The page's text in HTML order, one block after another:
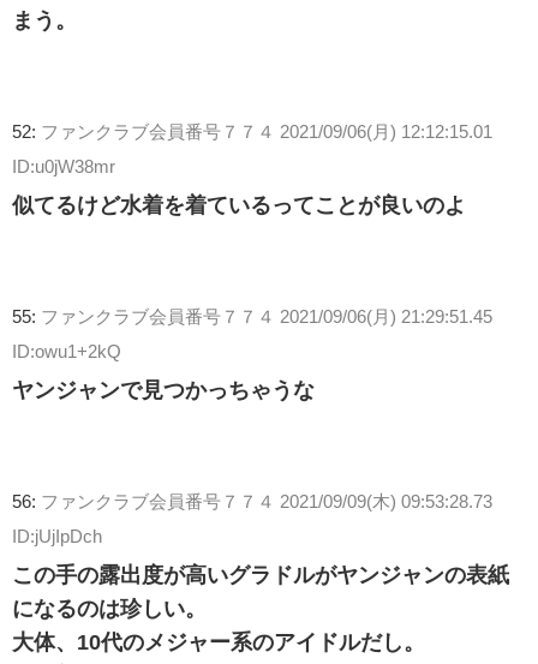
まう。
52: ファンクラブ会員番号７７４ 2021/09/06(月) 12:12:15.01
ID:u0jW38mr
似てるけど水着を着ているってことが良いのよ
55: ファンクラブ会員番号７７４ 2021/09/06(月) 21:29:51.45
ID:owu1+2kQ
ヤンジャンで見つかっちゃうな
56: ファンクラブ会員番号７７４ 2021/09/09(木) 09:53:28.73
ID:jUjIpDch
この手の露出度が高いグラドルがヤンジャンの表紙
になるのは珍しい。
大体、10代のメジャー系のアイドルだし。